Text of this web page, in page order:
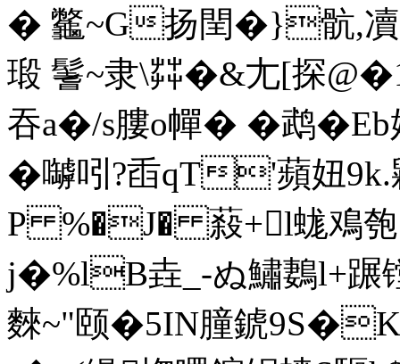
� 龞~G扬閏�}骯,
瑖 鬐~隶\茻�&尢[探
吞a�/s膢o幝� �鹉�Eb
�嚹吲?臿qT'蘋妞
P %�J� 蔱+l蛖鳮
j�%lB垚_-ぬ鱐鶈l+
麳~"颐�5IN朣錿